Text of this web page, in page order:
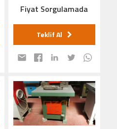
Fiyat Sorgulamada
Teklif Al